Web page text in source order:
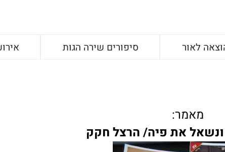
לאור סיפורים שירה הגות
מאמר:
את פיה/ הרצל חקק